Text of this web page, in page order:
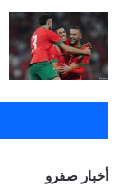
أخبار صفرو